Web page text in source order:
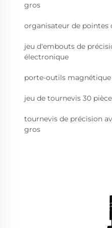
gros
organisateur de pointes
jeu d'embouts de
électronique
porte-outils
jeu de tournevis 30
tournevis de précision
gros